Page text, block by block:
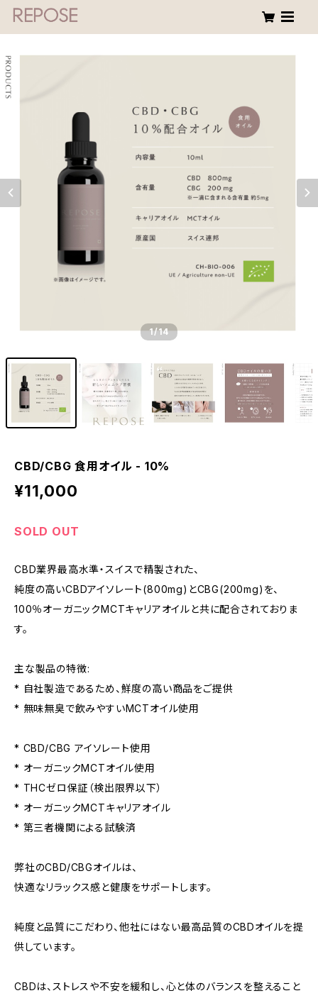
1/14
CBD/CBG 食用オイル - 10%
¥11,000
SOLD OUT
CBD業界最高水準・スイスで精製された、
純度の高いCBDアイソレート(800mg)とCBG(200mg)を、
100％オーガニックMCTキャリアオイルと共に配合されておりま
す。
主な製品の特徴:
* 自社製造であるため、鮮度の高い商品をご提供
* 無味無臭で飲みやすいMCTオイル使用
* CBD/CBG アイソレート使用
* オーガニックMCTオイル使用
* THCゼロ保証（検出限界以下）
* オーガニックMCTキャリアオイル
* 第三者機関による試験済
弊社のCBD/CBGオイルは、
快適なリラックス感と健康をサポートします。
純度と品質にこだわり、他社にはない最高品質のCBDオイルを提
供しています。
CBDは、ストレスや不安を緩和し、心と体のバランスを整えること